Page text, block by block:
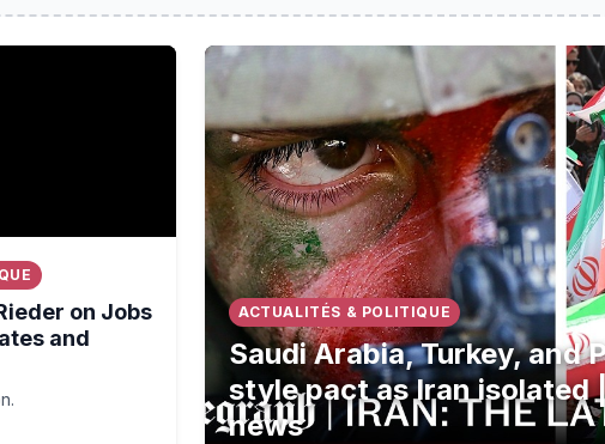
pictures of their holidays'⁠
on Jobs Report, Fed Rates and Bonds
on Jobs
and
Saudi Arabia, Turkey, and Pakistan sign
ACTUALITÉS & POLITIQUE
Saudi Arabia, Turkey, and
style pact as Iran isolated
news